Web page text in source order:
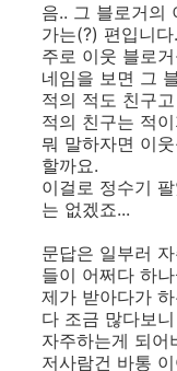
음.. 그 블로거의
가는(?) 편입니다.
주로 이웃 블로
네임을 보면 그
적의 적도 친구
적의 친구는 적
뭐 말하자면 이
할까요.
이걸로 정수기
는 없겠죠...
문답은 일부러
들이 어쩌다 하
제가 받아다가
다 조금 많다보
자주하는게 되어
저사람건 바통